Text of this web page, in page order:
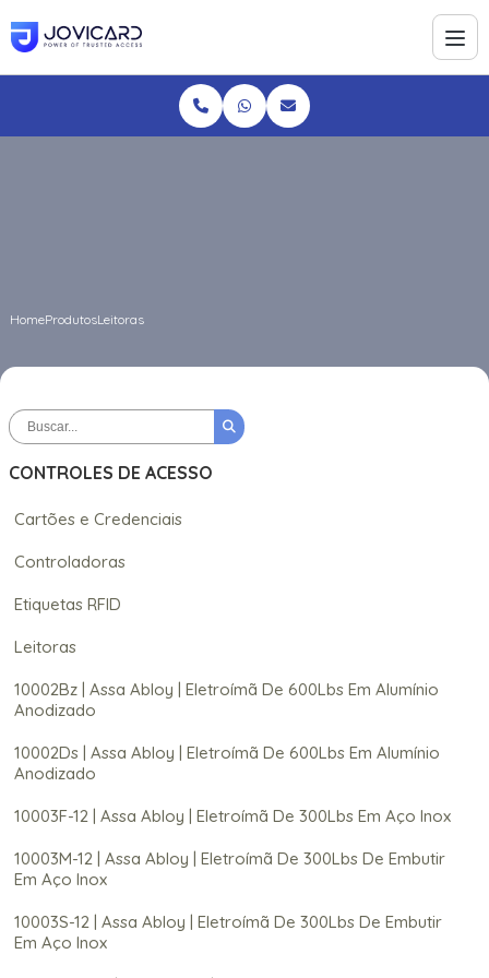
HomeProdutosLeitoras
CONTROLES DE ACESSO
Cartões e Credenciais
Controladoras
Etiquetas RFID
Leitoras
10002Bz | Assa Abloy | Eletroímã De 600Lbs Em Alumínio
Anodizado
10002Ds | Assa Abloy | Eletroímã De 600Lbs Em Alumínio
Anodizado
10003F-12 | Assa Abloy | Eletroímã De 300Lbs Em Aço Inox
10003M-12 | Assa Abloy | Eletroímã De 300Lbs De Embutir
Em Aço Inox
10003S-12 | Assa Abloy | Eletroímã De 300Lbs De Embutir
Em Aço Inox